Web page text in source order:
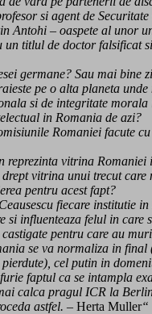
si agent de
Antohi – oaspete al unor
un titlul de doctor falsificat
germane? Sau mai bine
pe o alta planeta unde
si de integritate
in Romania de azi?
Romaniei facute
reprezinta vitrina Romaniei
drept vitrina unui trecut care
pentru acest fapt?
fiecare institutie
si influenteaza felul in care
pentru care au
se va normaliza in final
pierdute), cel putin in
faptul ca se intampla
calca pragul ICR la
astfel. – Herta Muller“